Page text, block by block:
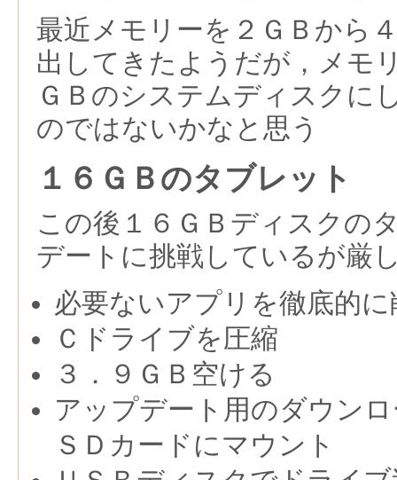
最近メモリーを２ＧＢから
出してきたようだが，メモ
ＧＢのシステムディスクに
のではないかなと思う
１６ＧＢのタブレット
この後１６ＧＢディスクの
デートに挑戦しているが厳
必要ないアプリを徹底的に
Ｃドライブを圧縮
３．９ＧＢ空ける
アップデート用のダウン
ＳＤカードにマウント